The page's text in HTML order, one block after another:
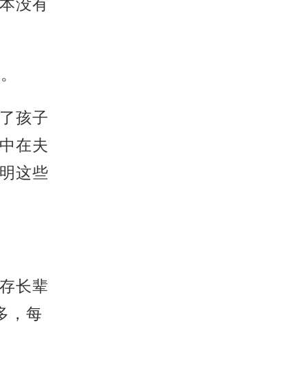
没有
孩子
在夫
这些
长辈
，每